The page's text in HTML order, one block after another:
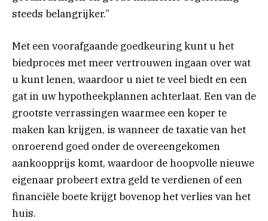
steeds belangrijker.”
Met een voorafgaande goedkeuring kunt u het
biedproces met meer vertrouwen ingaan over wat
u kunt lenen, waardoor u niet te veel biedt en een
gat in uw hypotheekplannen achterlaat. Een van de
grootste verrassingen waarmee een koper te
maken kan krijgen, is wanneer de taxatie van het
onroerend goed onder de overeengekomen
aankoopprijs komt, waardoor de hoopvolle nieuwe
eigenaar probeert extra geld te verdienen of een
financiële boete krijgt bovenop het verlies van het
huis.